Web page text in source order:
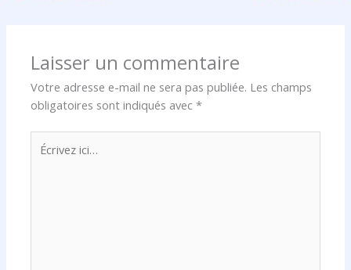
Laisser un commentaire
Votre adresse e-mail ne sera pas publiée. Les champs
obligatoires sont indiqués avec*
ici…